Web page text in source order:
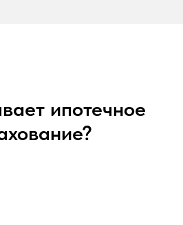
ипотечное